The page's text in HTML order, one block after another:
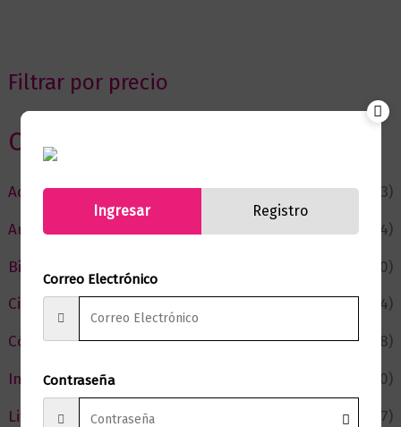
Filtrar por precio
Categorias
Actualidad
(53)
Autor del Mes
(4)
Bienestar
(230)
Ciencia y Conocimiento
(74)
Cómic y Fantasía
(88)
Infantil y Juvenil
(210)
Literatura
(367)
Ingresar Registro
Correo Electrónico
Contraseña